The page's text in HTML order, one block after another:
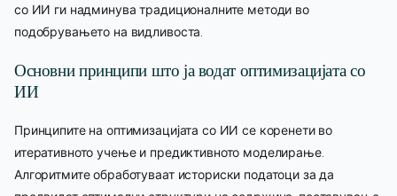
со ИИ ги надминува традиционалните методи во
подобрувањето на видливоста.
Основни принципи што ја водат оптимизацијата со
ИИ
Принципите на оптимизацијата со ИИ се коренети во
итеративното учење и предиктивното моделирање.
Алгоритмите обработуваат историски податоци за да